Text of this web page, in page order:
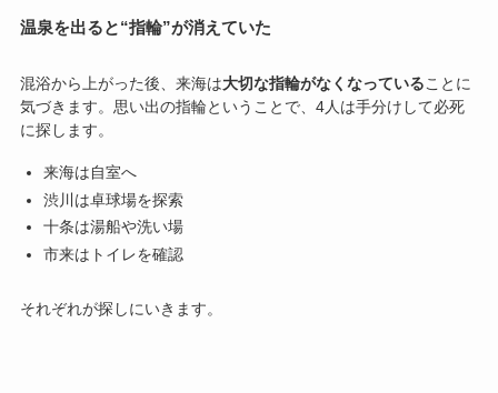
温泉を出ると“指輪”が消えていた
混浴から上がった後、来海は大切な指輪がなくなっていることに
気づきます。思い出の指輪ということで、4人は手分けして必死
に探します。
来海は自室へ
渋川は卓球場を探索
十条は湯船や洗い場
市来はトイレを確認
それぞれが探しにいきます。